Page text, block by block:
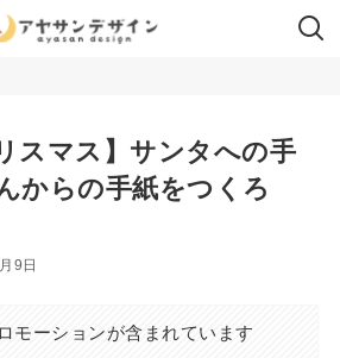
スマス】サンタへの手
からの手紙をつくろ
9日
モーションが含まれています